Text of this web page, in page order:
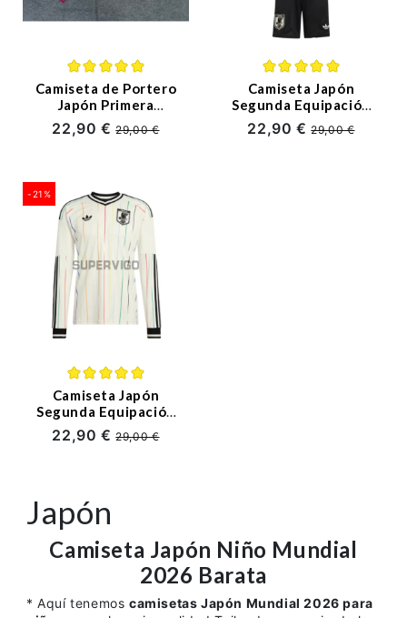
Camiseta de Portero
Japón Primera
Equipación Mundial
2026 Rojo Niño Kit
22,90 €29,00 €
Camiseta Japón
Segunda Equipación
Mundial 2026 Blanco
Niño Kit
22,90 €29,00 €
-21%
Camiseta Japón
Segunda Equipación
Mundial 2026 ML
Blanco
22,90 €29,00 €
Japón
Camiseta Japón Niño Mundial
2026 Barata
* Aquí tenemos camisetas Japón Mundial 2026 para